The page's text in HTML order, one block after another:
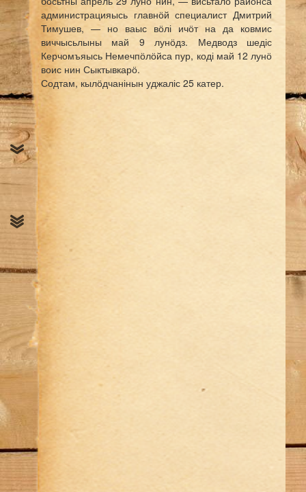
администрацияысь главнӧй специалист Дмитрий
Тимушев, — но ваыс вӧлі ичӧт на да ковмис
виччысьлыны май 9 лунӧдз. Медводз шедіс
Керчомъяысь Немечпӧлӧйса пур, коді май 12 лунӧ
воис нин Сыктывкарӧ.
Содтам, кылӧдчанінын уджаліс 25 катер.